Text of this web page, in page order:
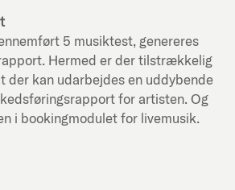
5 musiktest, genereres
Hermed er der tilstrækkelig
der kan udarbejdes en uddybende
for artisten. Og
i bookingmodulet for livemusik.